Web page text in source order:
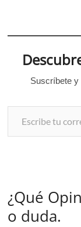
Suscríbete y
Escribe tu correo electrónico…
¿Qué
o duda.